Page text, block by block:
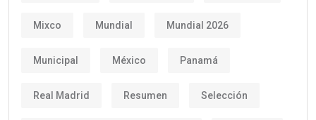
Mixco Mundial Mundial 2026
Municipal México Panamá
Real Madrid Resumen Selección